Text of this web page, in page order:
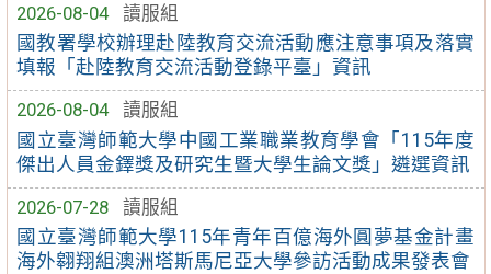
2026-08-04
讀服組
國教署學校辦理赴陸教育交流活動應注意事項及落實
填報「赴陸教育交流活動登錄平臺」資訊
2026-08-04
讀服組
國立臺灣師範大學中國工業職業教育學會「115年度
傑出人員金鐸獎及研究生暨大學生論文獎」遴選資訊
2026-07-28
讀服組
國立臺灣師範大學115年青年百億海外圓夢基金計畫
海外翱翔組澳洲塔斯馬尼亞大學參訪活動成果發表會